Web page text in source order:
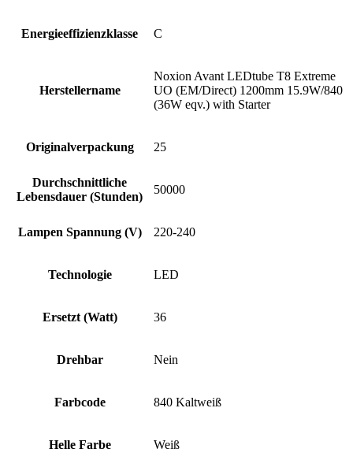
Energieeffizienzklasse C
Herstellername
Noxion Avant LEDtube T8 Extreme
UO (EM/Direct) 1200mm 15.9W/840
(36W eqv.) with Starter
Originalverpackung 25
Durchschnittliche
Lebensdauer (Stunden)
50000
Lampen Spannung (V) 220-240
Technologie LED
Ersetzt (Watt) 36
Drehbar Nein
Farbcode 840 Kaltweiß
Helle Farbe Weiß